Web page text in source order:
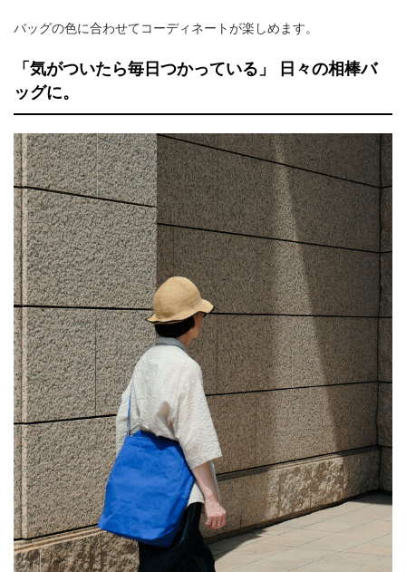
バッグの色に合わせてコーディネートが楽しめます。
「気がついたら毎日つかっている」 日々の相棒バ
ッグに。